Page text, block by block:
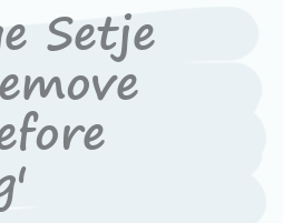
Setje